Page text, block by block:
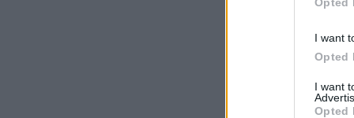
I want
Opted
I want
Opted